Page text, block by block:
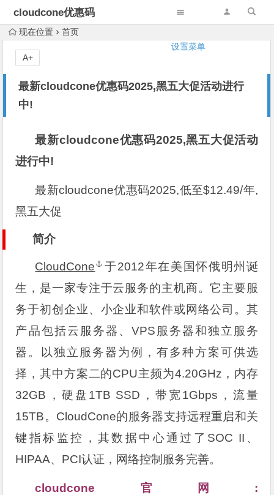
cloudcone优惠码
设置菜单
现在位置 首页
最新cloudcone优惠码2025,黑五大促活动进行
中!
最新cloudcone优惠码2025,黑五大促活动
进行中!
最新cloudcone优惠码2025,低至$12.49/年,
黑五大促
简介
CloudCone
于2012年在美国怀俄明州诞
生，是一家专注于云服务的主机商。它主要服
务于初创企业、小企业和软件或网络公司。其
产品包括云服务器、VPS服务器和独立服务
器。以独立服务器为例，有多种方案可供选
择，其中方案二的CPU主频为4.20GHz，内存
32GB，硬盘1TB SSD，带宽1Gbps，流量
15TB。CloudCone的服务器支持远程重启和关
键指标监控，其数据中心通过了SOC II、
HIPAA、PCI认证，网络控制服务完善。
cloudcone官网:
A+